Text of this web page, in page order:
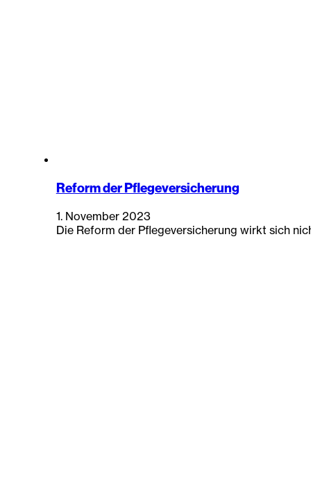
Reform der Pflegeversicherung
1. November 2023
Die Reform der Pflegeversicherung wirkt sich